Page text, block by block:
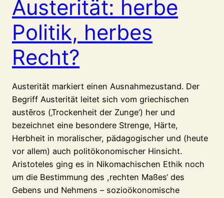
Austerität: herbe
Politik, herbes
Recht?
Austerität markiert einen Ausnahmezustand. Der
Begriff Austerität leitet sich vom griechischen
austēros (‚Trockenheit der Zunge‘) her und
bezeichnet eine besondere Strenge, Härte,
Herbheit in moralischer, pädagogischer und (heute
vor allem) auch politökonomischer Hinsicht.
Aristoteles ging es in Nikomachischen Ethik noch
um die Bestimmung des ,rechten Maßes‘ des
Gebens und Nehmens – sozioökonomische